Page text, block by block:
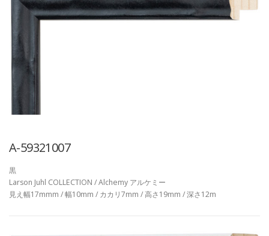
A-59321007
黒
Larson Juhl COLLECTION / Alchemy アルケミー
見え幅17mmm / 幅10mm / カカリ7mm / 高さ19mm / 深さ12m